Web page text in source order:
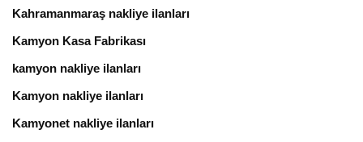
Kahramanmaraş nakliye ilanları
Kamyon Kasa Fabrikası
kamyon nakliye ilanları
Kamyon nakliye ilanları
Kamyonet nakliye ilanları